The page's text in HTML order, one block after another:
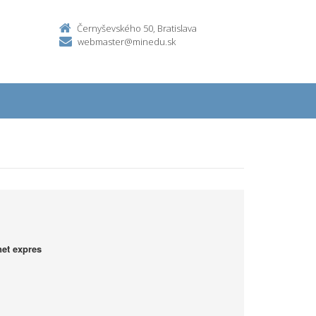
Černyševského 50, Bratislava
webmaster@minedu.sk
expres